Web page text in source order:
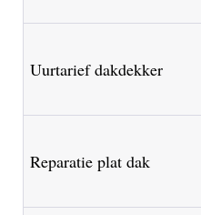
Uurtarief dakdekker
Reparatie plat dak